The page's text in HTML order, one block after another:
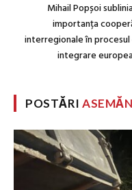
Mihail Popșoi
importanța
interregionale în
integrare
POSTĂRI